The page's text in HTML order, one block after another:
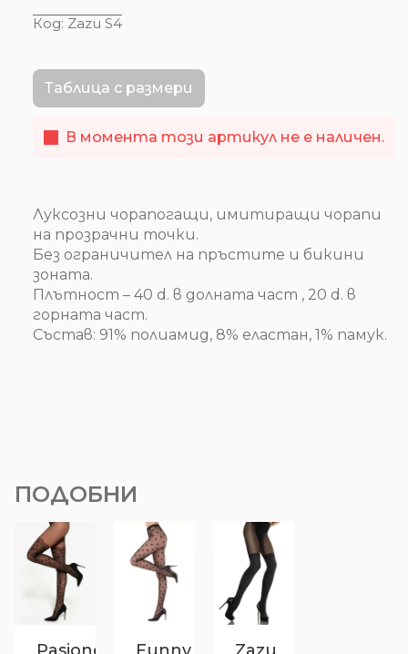
Код: Zazu S4
Таблица с размери
В момента този артикул не е наличен.
Луксозни чорапогащи, имитиращи чорапи
на прозрачни точки.
Без ограничител на пръстите и бикини
зоната.
Плътност – 40 d. в долната част , 20 d. в
горната част.
Състав: 91% полиамид, 8% еластан, 1% памук.
ПОДОБНИ